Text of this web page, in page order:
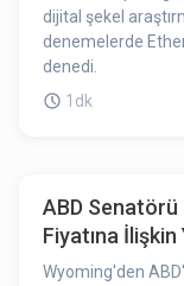
dijital şekel
denemelerde
denedi.
1dk
ABD
Fiyatına
Wyoming'den